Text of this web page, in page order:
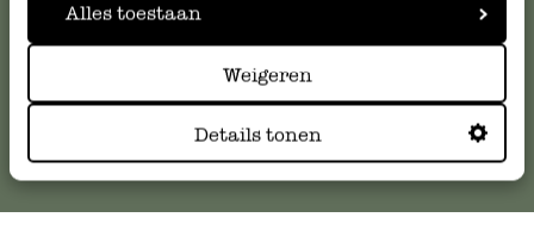
Alles toestaan
Weigeren
Details tonen
kundenservice@dille-kamille.at